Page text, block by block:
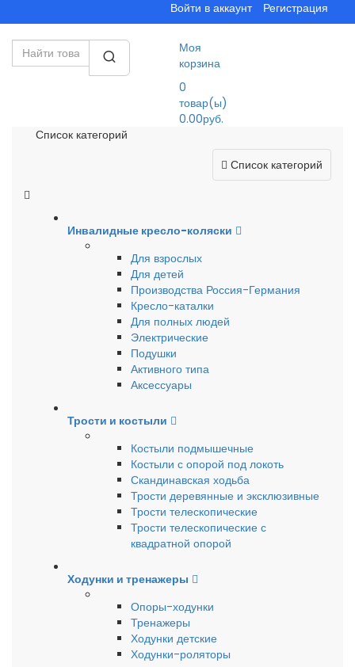
Войти в аккаунт Регистрация
Моя
корзина
0
товар(ы)
0.00руб.
Список категорий
Список категорий
Инвалидные кресло-коляски
Для взрослых
Для детей
Производства Россия-Германия
Кресло-каталки
Для полных людей
Электрические
Подушки
Активного типа
Аксессуары
Трости и костыли
Костыли подмышечные
Костыли с опорой под локоть
Скандинавская ходьба
Трости деревянные и эксклюзивные
Трости телескопические
Трости телескопические с
квадратной опорой
Ходунки и тренажеры
Опоры-ходунки
Тренажеры
Ходунки детские
Ходунки-роляторы